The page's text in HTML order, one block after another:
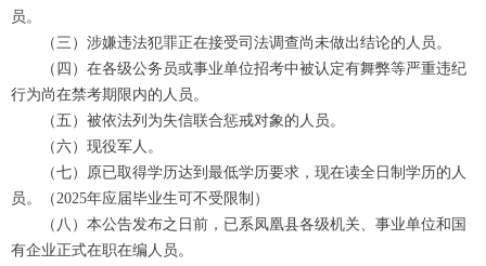
员。
（三）涉嫌违法犯罪正在接受司法调查尚未做出结论的人员。
（四）在各级公务员或事业单位招考中被认定有舞弊等严重违纪
行为尚在禁考期限内的人员。
（五）被依法列为失信联合惩戒对象的人员。
（六）现役军人。
（七）原已取得学历达到最低学历要求，现在读全日制学历的人
员。（2025年应届毕业生可不受限制）
（八）本公告发布之日前，已系凤凰县各级机关、事业单位和国
有企业正式在职在编人员。